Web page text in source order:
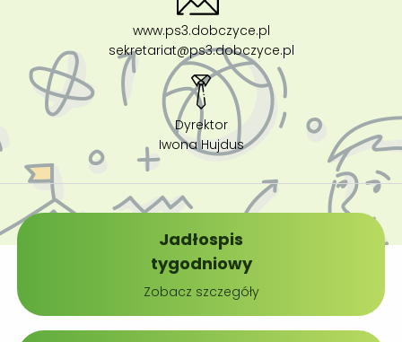
www.ps3.dobczyce.pl
sekretariat@ps3.dobczyce.pl
Dyrektor
Iwona Hujdus
Jadłospis
tygodniowy
Zobacz szczegóły